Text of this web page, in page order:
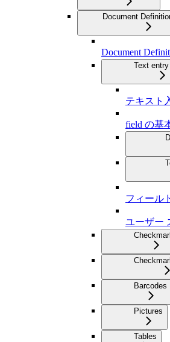
Document
Document
Text
テキスト
field の基
フィール
ユーザー
Barcodes
Pictures
Tables